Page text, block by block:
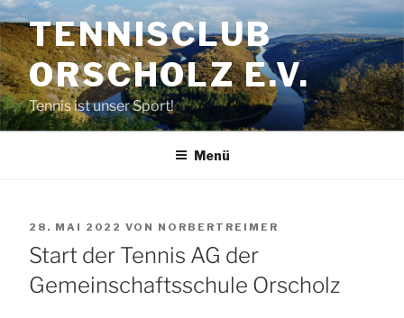
Zum
Inhalt
springenTENNISCLUB
ORSCHOLZ E.V.
Tennis ist unser Sport!
Menü
VERÖFFENTLICHT
AM
28. MAI 2022 VON NORBERTREIMER
Start der Tennis AG der
Gemeinschaftsschule Orscholz